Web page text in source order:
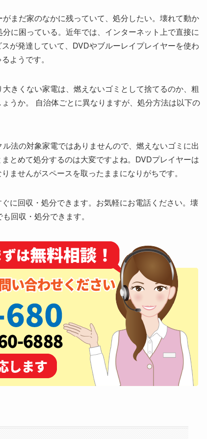
まだ家のなかに残っていて、処分したい。壊れて動か
に困っている。近年では、インターネット上で直接に
が発達していて、DVDやブルーレイプレイヤーを使わ
ようです。
きくない家電は、燃えないゴミとして捨てるのか、粗
うか。 自治体ごとに異なりますが、処分方法は以下の
法の対象家電ではありませんので、燃えないゴミに出
とめて処分するのは大変ですよね。DVDプレイヤーは
ませんがスペースを取ったままになりがちです。
に回収・処分できます。お気軽にお電話ください。 壊
回収・処分できます。